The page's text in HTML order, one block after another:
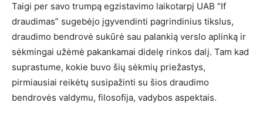
Taigi per savo trumpą egzistavimo laikotarpį UAB “If
draudimas” sugebėjo įgyvendinti pagrindinius tikslus,
draudimo bendrovė sukūrė sau palankią verslo aplinką ir
sėkmingai užėmė pakankamai didelę rinkos dalį. Tam kad
suprastume, kokie buvo šių sėkmių priežastys,
pirmiausiai reikėtų susipažinti su šios draudimo
bendrovės valdymu, filosofija, vadybos aspektais.